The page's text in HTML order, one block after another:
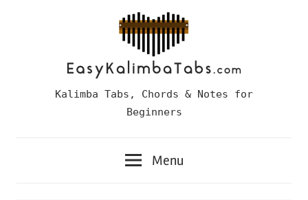
EasyKalimba Tabs, Chords & Notes for
Beginners
Menu